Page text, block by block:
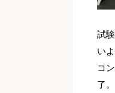
試
い
コ
了。